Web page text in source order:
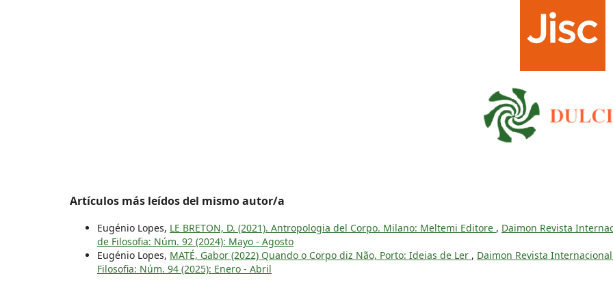
Artículos más leídos del mismo autor/a
Eugénio Lopes, LE BRETON, D. (2021). Antropologia del Corpo. Milano: Meltemi Editore , Daimon Revista
de Filosofia: Núm. 92 (2024): Mayo - Agosto
Eugénio Lopes, MATÉ, Gabor (2022) Quando o Corpo diz Não, Porto: Ideias de Ler , Daimon Revista
Filosofia: Núm. 94 (2025): Enero - Abril